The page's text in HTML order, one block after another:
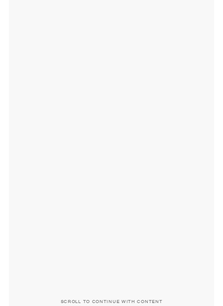
SCROLL TO CONTINUE WITH CONTENT